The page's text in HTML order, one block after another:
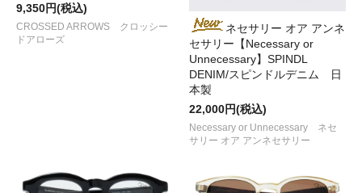
9,350円(税込)
CROSSED ARROWS クロッシー
ドアローズ
ネセサリー オア アンネ
セサリー【Necessary or
Unnecessary】SPINDL
DENIM/スピンドルデニム 日
本製
22,000円(税込)
Necessary or Unnecessary ネセ
サリー オア アンネセサリー